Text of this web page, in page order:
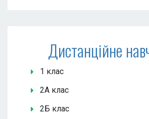
Дистанційне
1 клас
2А клас
2Б клас